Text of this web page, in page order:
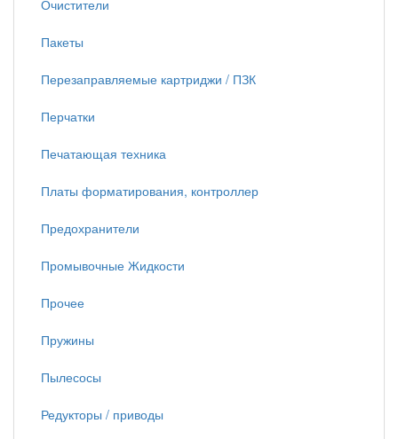
Очистители
Пакеты
Перезаправляемые картриджи / ПЗК
Перчатки
Печатающая техника
Платы форматирования, контроллер
Предохранители
Промывочные Жидкости
Прочее
Пружины
Пылесосы
Редукторы / приводы